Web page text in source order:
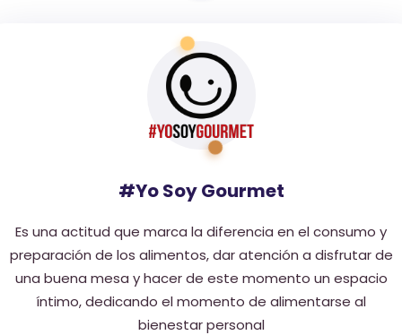
#Yo Soy Gourmet
Es una actitud que marca la diferencia en el consumo y
preparación de los alimentos, dar atención a disfrutar de
una buena mesa y hacer de este momento un espacio
íntimo, dedicando el momento de alimentarse al
bienestar personal